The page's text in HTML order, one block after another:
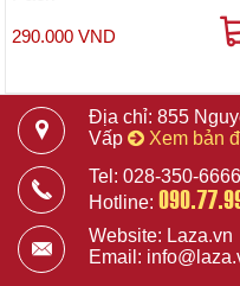
290.000 VND
Địa chỉ: 855
Vấp
Xem bản
Tel: 028-350-
Hotline:
Website: Laza.vn
Email: